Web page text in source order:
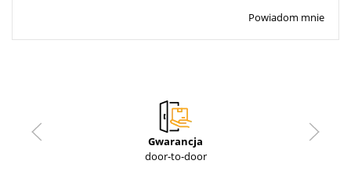
Powiadom mnie
Gwarancja
door-to-door